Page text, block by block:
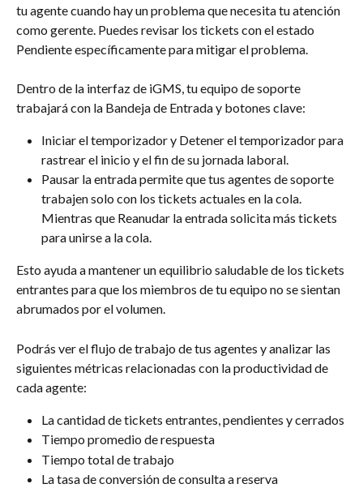
tu agente cuando hay un problema que necesita tu atención
como gerente. Puedes revisar los tickets con el estado
Pendiente específicamente para mitigar el problema.
Dentro de la interfaz de iGMS, tu equipo de soporte
trabajará con la Bandeja de Entrada y botones clave:
Iniciar el temporizador y Detener el temporizador para
rastrear el inicio y el fin de su jornada laboral.
Pausar la entrada permite que tus agentes de soporte
trabajen solo con los tickets actuales en la cola.
Mientras que Reanudar la entrada solicita más tickets
para unirse a la cola.
Esto ayuda a mantener un equilibrio saludable de los tickets
entrantes para que los miembros de tu equipo no se sientan
abrumados por el volumen.
Podrás ver el flujo de trabajo de tus agentes y analizar las
siguientes métricas relacionadas con la productividad de
cada agente:
La cantidad de tickets entrantes, pendientes y cerrados
Tiempo promedio de respuesta
Tiempo total de trabajo
La tasa de conversión de consulta a reserva